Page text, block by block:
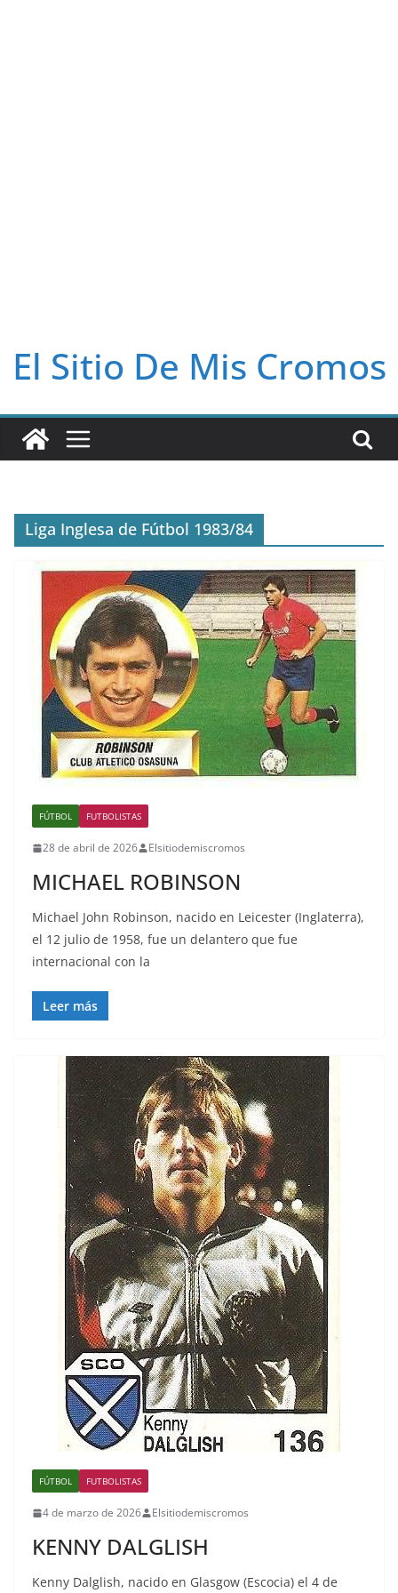
El Sitio De Mis Cromos
Liga Inglesa de Fútbol 1983/84
FÚTBOL FUTBOLISTAS
28 de abril de 2026 Elsitiodemiscromos
MICHAEL ROBINSON
Michael John Robinson, nacido en Leicester (Inglaterra),
el 12 julio de 1958, fue un delantero que fue
internacional con la
Leer más
FÚTBOL FUTBOLISTAS
4 de marzo de 2026 Elsitiodemiscromos
KENNY DALGLISH
Kenny Dalglish, nacido en Glasgow (Escocia) el 4 de